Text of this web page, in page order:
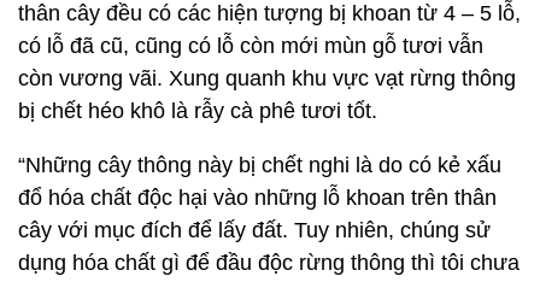
thân cây đều có các hiện tượng bị khoan từ 4 – 5 lỗ,
có lỗ đã cũ, cũng có lỗ còn mới mùn gỗ tươi vẫn
còn vương vãi. Xung quanh khu vực vạt rừng thông
bị chết héo khô là rẫy cà phê tươi tốt.
“Những cây thông này bị chết nghi là do có kẻ xấu
đổ hóa chất độc hại vào những lỗ khoan trên thân
cây với mục đích để lấy đất. Tuy nhiên, chúng sử
dụng hóa chất gì để đầu độc rừng thông thì tôi chưa